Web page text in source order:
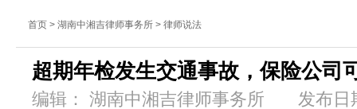
首页 > 湖南中湘吉律师事务所 > 律师说法
超期年检发生交通事故，保险公司
编辑： 湖南中湘吉律师事务所 发布